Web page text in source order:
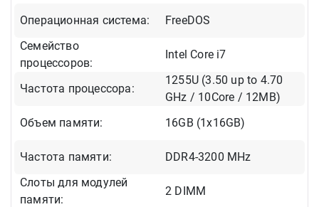
Операционная система:
FreeDOS
Семейство
процессоров:
Intel Core i7
Частота процессора:
1255U (3.50 up to 4.70
GHz / 10Core / 12MB)
Объем памяти:
16GB (1x16GB)
Частота памяти:
DDR4-3200 MHz
Слоты для модулей
памяти:
2 DIMM